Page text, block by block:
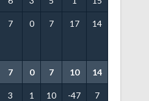
7 0 7 17 14
7 0 7 10 14
3 1 10 -47 7